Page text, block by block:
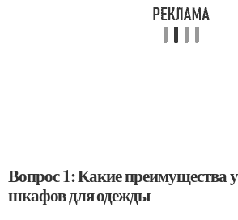
Вопрос 1: Какие преимущества
шкафов для одежды